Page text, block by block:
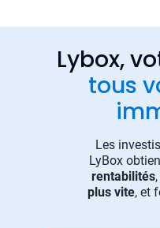
Lybox,
tous
Les
LyBox
rentabilités
plus vite, et